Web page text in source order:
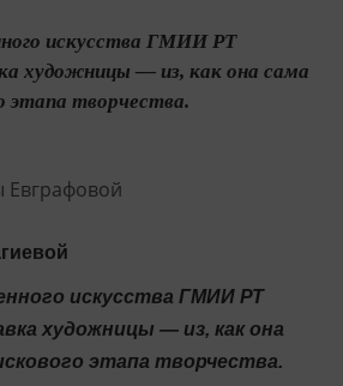
искусства ГМИИ РТ
художницы — из, как она сама
этапа творчества.
искусства ГМИИ РТ
художницы — из, как она
этапа творчества.